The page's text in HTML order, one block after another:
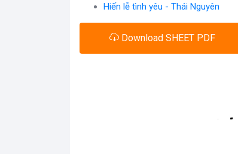
Hiến lễ tình yêu - Thái Nguyên
Download SHEET PDF